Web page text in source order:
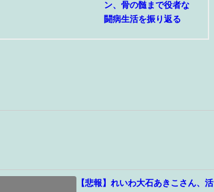
ン、骨の髄まで役者な
闘病生活を振り返る
【悲報】れいわ大石あきこさん、活